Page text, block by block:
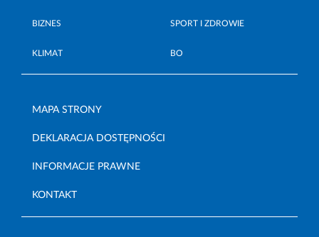
BIZNES SPORT I ZDROWIE
KLIMAT BO
MAPA STRONY
DEKLARACJA DOSTĘPNOŚCI
INFORMACJE PRAWNE
KONTAKT